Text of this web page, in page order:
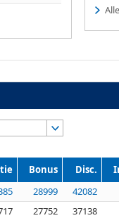
Bonus Disc.
28999 42082
27752 37138